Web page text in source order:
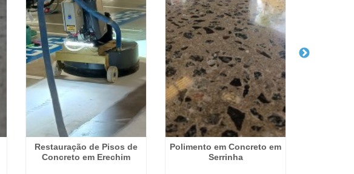
Restauração de Pisos de
Concreto em Erechim
Polimento em Concreto em
Serrinha